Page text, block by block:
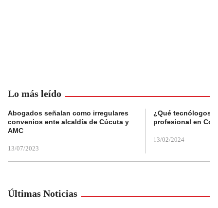
Lo más leído
Abogados señalan como irregulares
convenios ente alcaldía de Cúcuta y
AMC
13/07/2023
¿Qué tecnólogos
profesional en
13/02/2024
Últimas Noticias